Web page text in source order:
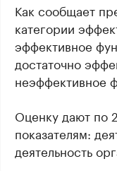
Как сообщает
категории
эффективное
достаточно
неэффективное
Оценку дают по
показателям:
деятельность